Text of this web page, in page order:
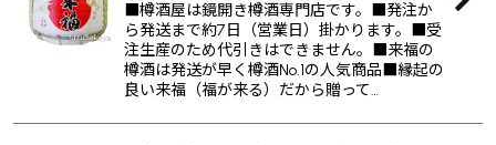
■樽酒屋は鏡開き樽酒専門店です。■発注か
ら発送まで約7日（営業日）掛かります。■受
注生産のため代引きはできません。■来福の
樽酒は発送が早く樽酒No.1の人気商品■縁起の
良い来福（福が来る）だから贈って…